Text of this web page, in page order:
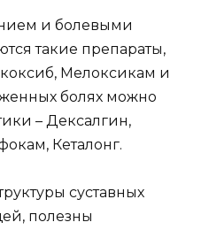
и болевыми
такие препараты,
Мелоксикам и
болях можно
– Дексалгин,
Кеталонг.
суставных
полезны